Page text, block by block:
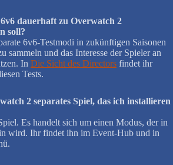
dauerhaft zu Overwatch 2
soll?
6v6-Testmodi in zukünftigen Saisonen
sammeln und das Interesse der Spieler an
In Die Sicht des Directors findet ihr
Tests.
2 separates Spiel, das ich installieren
Es handelt sich um einen Modus, der in
wird. Ihr findet ihn im Event-Hub und in